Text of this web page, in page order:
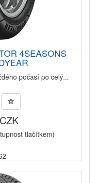
4SEASONS
počasí po celý...
tlačítkem)